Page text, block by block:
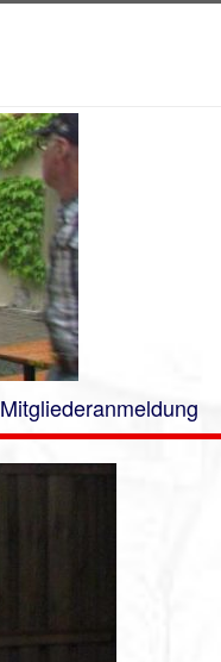
Mitgliederanmeldung